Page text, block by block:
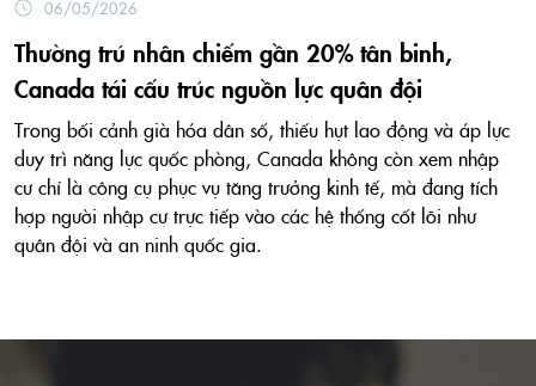
06/05/2026
Thường trú nhân chiếm gần 20% tân binh,
Canada tái cấu trúc nguồn lực quân đội
Trong bối cảnh già hóa dân số, thiếu hụt lao động và áp lực
duy trì năng lực quốc phòng, Canada không còn xem nhập
cư chỉ là công cụ phục vụ tăng trưởng kinh tế, mà đang tích
hợp người nhập cư trực tiếp vào các hệ thống cốt lõi như
quân đội và an ninh quốc gia.